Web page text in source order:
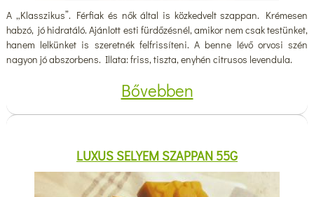
A „Klasszikus”. Férfiak és nők által is közkedvelt szappan. Krémesen
habzó, jó hidratáló. Ajánlott esti fürdőzésnél, amikor nem csak testünket,
hanem lelkünket is szeretnék felfrissíteni. A benne lévő orvosi szén
nagyon jó abszorbens. Illata: friss, tiszta, enyhén citrusos levendula.
Bővebben
LUXUS SELYEM SZAPPAN 55G